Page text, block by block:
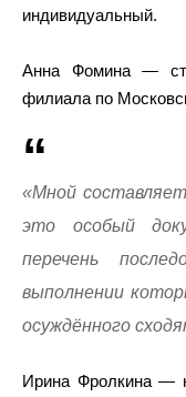
индивидуальный.
Анна Фомина —
филиала по
«Мной
это особый
перечень
выполнении
осуждённого
Ирина Фролкина —